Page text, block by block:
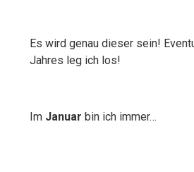
Es wird genau dieser sein!
Jahres leg ich los!
Im Januar bin ich immer…